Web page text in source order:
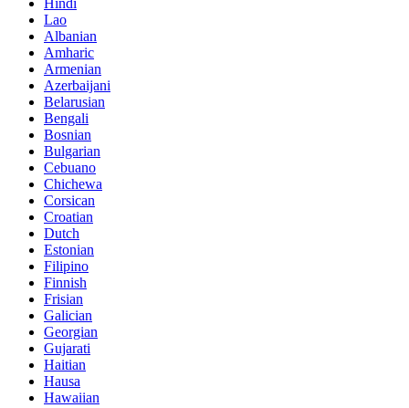
Lao
Albanian
Amharic
Armenian
Azerbaijani
Belarusian
Bengali
Bosnian
Bulgarian
Cebuano
Chichewa
Corsican
Croatian
Dutch
Estonian
Filipino
Finnish
Frisian
Galician
Georgian
Gujarati
Haitian
Hausa
Hawaiian